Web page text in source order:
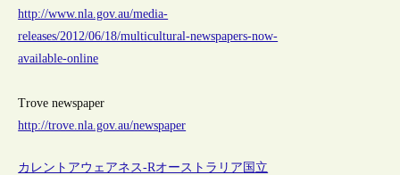
http://www.nla.gov.au/media-
releases/2012/06/18/multicultural-newspapers-now-
available-online
Trove newspaper
http://trove.nla.gov.au/newspaper
カレントアウェアネス-Rオーストラリア 国立